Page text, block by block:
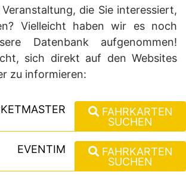
die Sie interessiert,
Vielleicht haben wir es noch
Datenbank aufgenommen!
sich direkt auf den Websites
zu informieren:
FAHRKARTEN
SUCHEN
EVENTIM
FAHRKARTEN
SUCHEN